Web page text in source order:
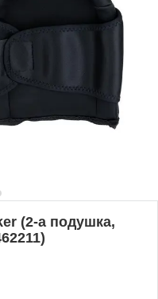
(2-а подушка,